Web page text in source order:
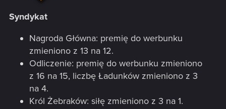
Syndykat
Nagroda Główna: premię do werbunku
zmieniono z 13 na 12.
Odliczenie: premię do werbunku zmieniono
z 16 na 15, liczbę Ładunków zmieniono z 3
na 4.
Król Żebraków: siłę zmieniono z 3 na 1.